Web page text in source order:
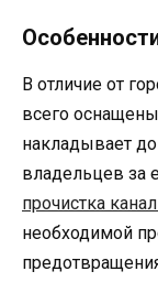
В отличие от
всего
накладывает
владельцев за
прочистка
необходимой